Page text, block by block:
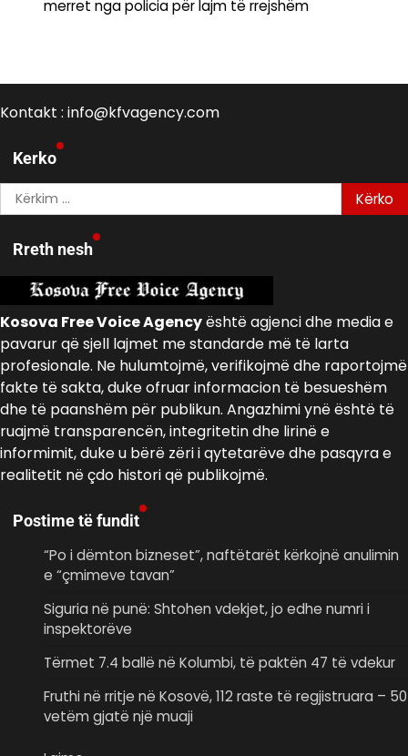
merret nga policia për lajm të rrejshëm
Kontakt : info@kfvagency.com
Kerko
Kërko
për:
Rreth nesh
Kosova Free Voice Agencyështë agjenci dhe media e
pavarur që sjell lajmet me standarde më të larta
profesionale. Ne hulumtojmë, verifikojmë dhe raportojmë
fakte të sakta, duke ofruar informacion të besueshëm
dhe të paanshëm për publikun. Angazhimi ynë është të
ruajmë transparencën, integritetin dhe lirinë e
informimit, duke u bërë zëri i qytetarëve dhe pasqyra e
realitetit në çdo histori që publikojmë.
Postime të fundit
“Po i dëmton bizneset”, naftëtarët kërkojnë anulimin
e “çmimeve tavan”
Siguria në punë: Shtohen vdekjet, jo edhe numri i
inspektorëve
Tërmet 7.4 ballë në Kolumbi, të paktën 47 të vdekur
Fruthi në rritje në Kosovë, 112 raste të regjistruara – 50
vetëm gjatë një muaji